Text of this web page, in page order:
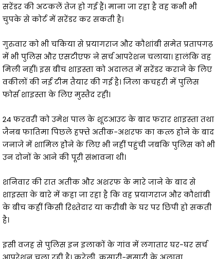
सरेंडर की अटकलें तेज हो गई हैं। माना जा रहा है वह कभी भी
चुपके से कोर्ट में सरेंडर कर सकती है।
गुरुवार को भी चकिया से प्रयागराज और कौशांबी समेत प्रतापगढ़
में भी पुलिस और एसटीएफ ने सर्च आपरेशन चलाया। हालंकि वह
मिली नहीं। इस बीच शाइस्ता को अदालत में सरेंडर कराने के लिए
वकीलों की नई टीम तैयार की गई है। जिला कचहरी में पुलिस
फोर्स शाइस्ता के लिए मुस्तैद रही।
24 फरवरी को उमेश पाल के शूटआउट के बाद फरार शाइस्ता तथा
जैनब फातिमा पिछले हफ्ते अतीक-अशरफ का कत्ल होने के बाद
जनाजे में शामिल होेने के लिए भी नहीं पहुंची जबकि पुलिस को भी
उन दोनों के आने की पूरी संभावना थी।
शनिवार की रात अतीक और अशरफ के मारे जाने के बाद से
शाइस्ता के बारे में कहा जा रहा है कि वह प्रयागराज और कौशांबी
के बीच कहीं किसी रिश्तेदार या करीबी के घर पर छिपी हो सकती
है।
इसी वजह से पुलिस इन इलाकों के गांव में लगातार घर-घर सर्च